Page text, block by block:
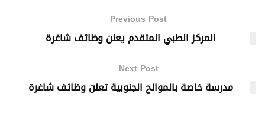
Previous Post
المركز الطبي المتقدم يعلن وظائف شاغرة
Next Post
مدرسة خاصة بالموالح الجنوبية تعلن وظائف شاغرة